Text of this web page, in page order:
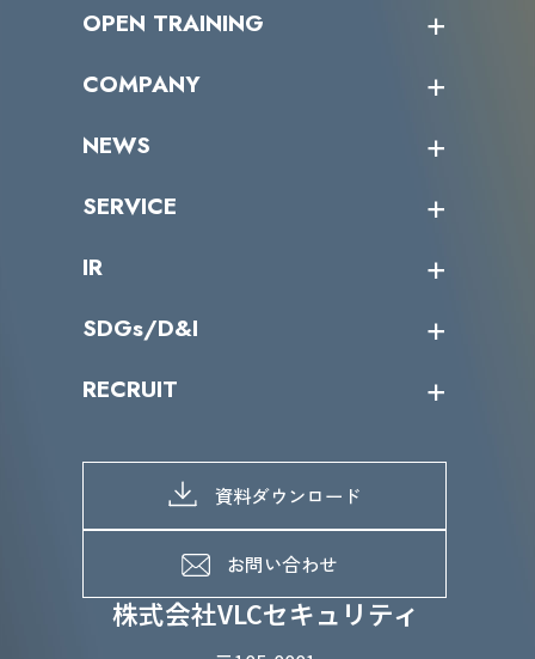
株式会社VLCセキュリティ
OPEN TRAINING
受講者の声
COMPANY
トップメッセージ
ミッション／ビジョン
パートナー企業一覧
NEWS
サイバーニュース
SERVICE
カテゴリー別サービス一覧
IR
IRカレンダー
IRライブラリー
よくあるご質問
SDGs/D&I
当グループのマテリアリティ
SDGs推進体制
D&Iの取り組み
RECRUIT
募集職種一覧
メッセージ
メンバーインタビュー
資料ダウンロード
お問い合わせ